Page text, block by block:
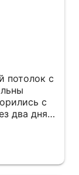
потолок с
с
два дня,
общение